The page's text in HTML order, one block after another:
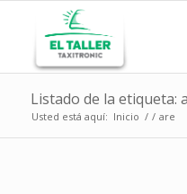
Listado de la etiqueta:
Usted está aquí: Inicio / / are